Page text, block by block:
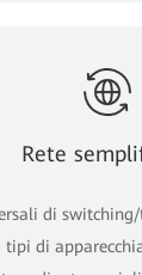
Rete
di
tipi di